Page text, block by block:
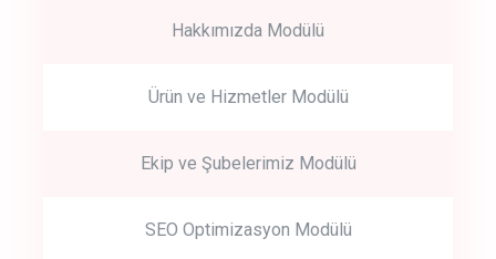
Hakkımızda Modülü
Ürün ve Hizmetler Modülü
Ekip ve Şubelerimiz Modülü
SEO Optimizasyon Modülü